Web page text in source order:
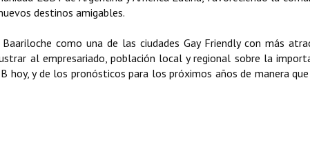
destinos amigables.
como una de las ciudades Gay Friendly con más
al empresariado, población local y regional sobre la
y de los pronósticos para los próximos años de manera